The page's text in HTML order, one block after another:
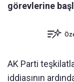
görevlerine
AK Parti
iddiasının